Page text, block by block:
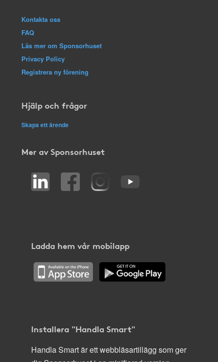
Kontakta oss
FAQ
Läs mer om Sponsorhuset
Privacy Policy
Registrera ny förening
Hjälp och frågor
Skapa ett ärende
Mer av Sponsorhuset
Ladda hem vår mobilapp
Installera "Handla Smart"
Handla Smart är ett webbläsartillägg som ger